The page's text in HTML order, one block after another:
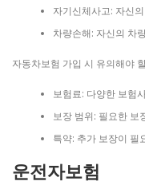
자기신체사고: 자신
차량손해: 자신의 차
자동차보험 가입 시 유의해야
보험료: 다양한 보험
보장 범위: 필요한 보
특약: 추가 보장이 필
운전자보험